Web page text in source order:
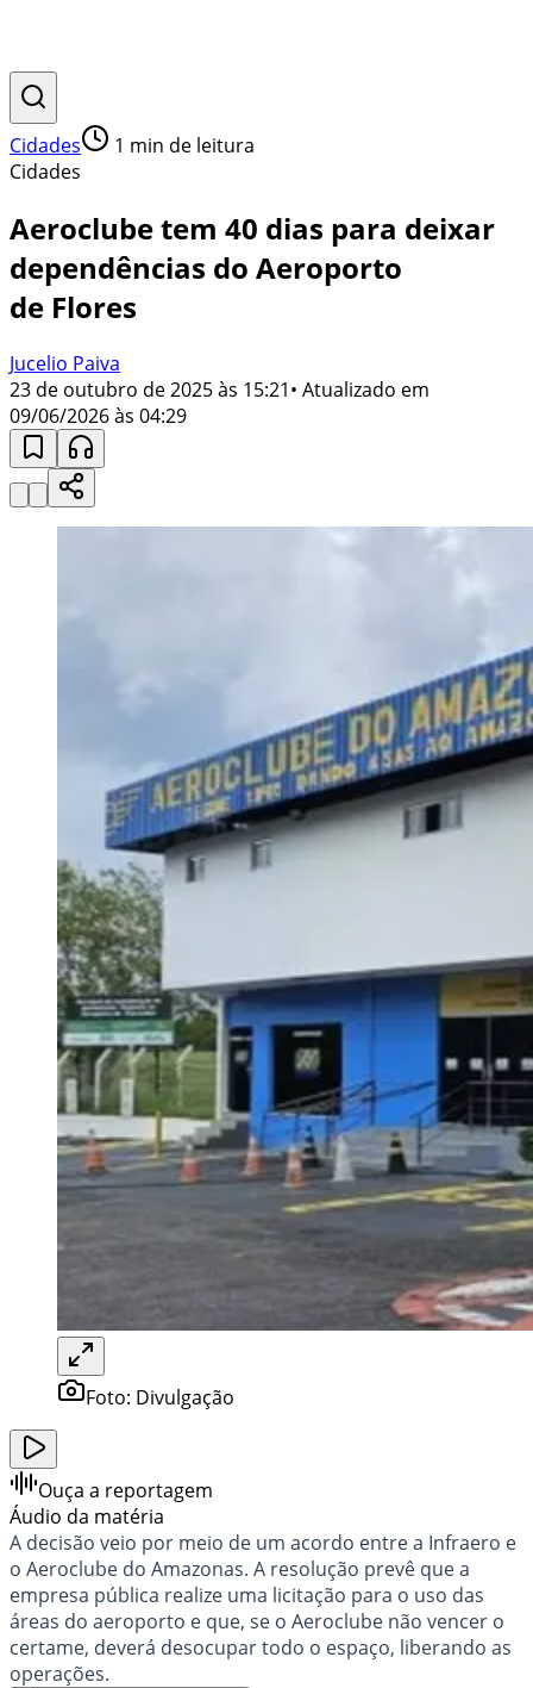
Cidades 1 min de leitura
Cidades
Aeroclube tem 40 dias para deixar
dependências do Aeroporto
de Flores
Jucelio Paiva
23 de outubro de 2025 às 15:21• Atualizado em
09/06/2026 às 04:29
Foto: Divulgação
Ouça a reportagem
Áudio da matéria
A decisão veio por meio de um acordo entre a Infraero e
o Aeroclube do Amazonas. A resolução prevê que a
empresa pública realize uma licitação para o uso das
áreas do aeroporto e que, se o Aeroclube não vencer o
certame, deverá desocupar todo o espaço, liberando as
operações.